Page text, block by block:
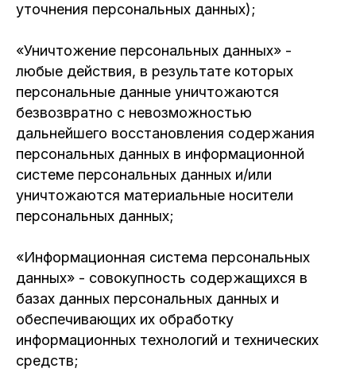
уточнения персональных данных);
«Уничтожение персональных данных» -
любые действия, в результате которых
персональные данные уничтожаются
безвозвратно с невозможностью
дальнейшего восстановления содержания
персональных данных в информационной
системе персональных данных и/или
уничтожаются материальные носители
персональных данных;
«Информационная система персональных
данных» - совокупность содержащихся в
базах данных персональных данных и
обеспечивающих их обработку
информационных технологий и технических
средств;